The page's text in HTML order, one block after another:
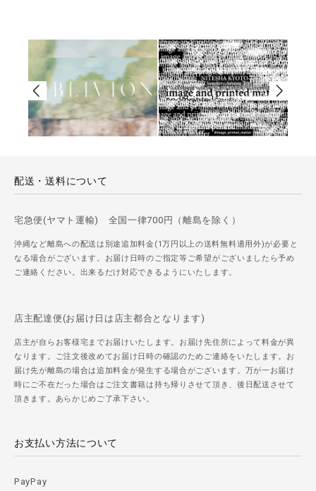
配送・送料について
宅急便(ヤマト運輸) 全国一律700円（離島を除く）
沖縄など離島への配送は別途追加料金(1万円以上の送料無料適用外)が必要と
なる場合がございます。お届け日時のご指定等ご希望がございましたら予め
ご連絡ください。出来るだけ対応できるようにいたします。
店主配達便(お届け日は店主都合となります)
店主が自らお客様宅までお届けいたします。お届け先住所によって料金が異
なります。ご注文後改めてお届け日時の確認のためご連絡をいたします。お
届け先が離島の場合は追加料金が発生する場合がございます。万が一お届け
時にご不在だった場合はご注文書籍は持ち帰りさせて頂き、後日配送させて
頂きます。あらかじめご了承下さい。
お支払い方法について
PayPay